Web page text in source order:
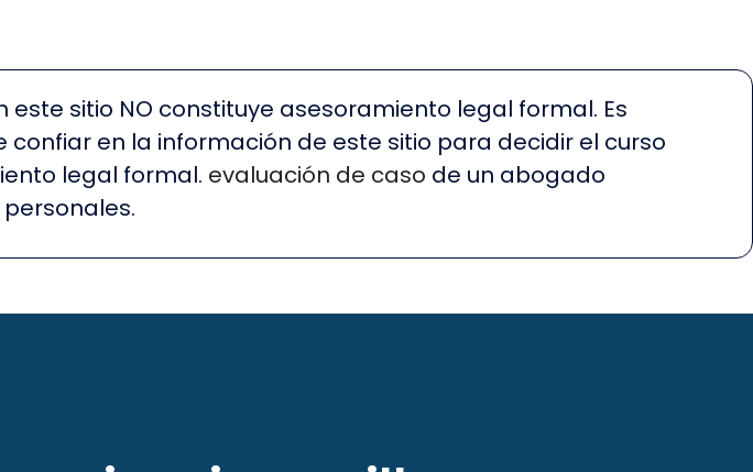
sitio NO constituye asesoramiento legal formal. Es
en la información de este sitio para decidir el curso
legal formal. evaluación de caso de un abogado